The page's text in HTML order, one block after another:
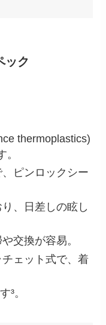
ック
thermoplastics)
ピンロックシー
、日差しの眩し
交換が容易。
ェット式で、着
³。